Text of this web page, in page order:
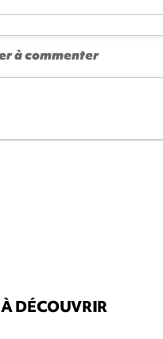
À DÉCOUVRIR